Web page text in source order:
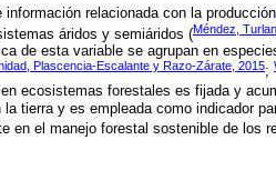
relacionada con la
áridos y semiáridos (Méndez,
de esta variable se agrupan en
Plascencia-Escalante y Razo-Zárate, 2015;
ecosistemas forestales es fijada y
tierra y es empleada como indicador
en el manejo forestal sostenible de los